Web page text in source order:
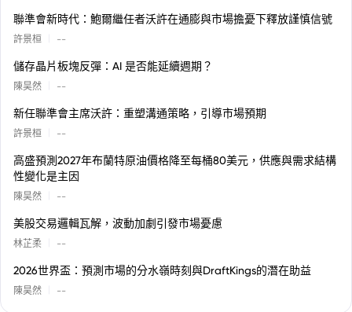
聯準會新時代：鮑爾繼任者沃許在通膨與市場擔憂下釋放謹慎信號
許景桓 --
儲存晶片板塊反彈：AI 是否能延續週期？
陳昊然 --
新任聯準會主席沃許：重塑溝通策略，引導市場預期
許景桓 --
高盛預測2027年布蘭特原油價格降至每桶80美元，供應與需求結構
性變化是主因
陳昊然 --
美股交易邏輯瓦解，波動加劇引發市場憂慮
林芷柔 --
2026世界盃：預測市場的分水嶺時刻與DraftKings的潛在助益
陳昊然 --